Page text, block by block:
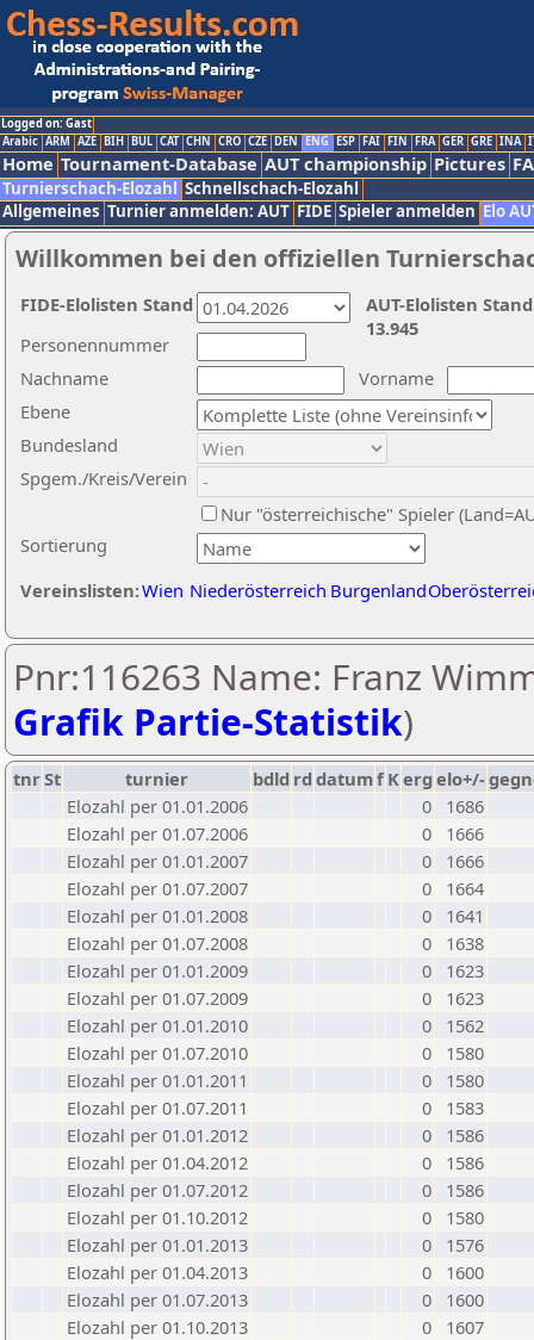
Logged on: Gast
Arabic ARM AZE BIH BUL CAT CHN CRO CZE DEN ENG ESP FAI FIN FRA GER GRE INA
Home Tournament-Database AUT championship Pictures
Turnierschach-Elozahl Schnellschach-Elozahl
Allgemeines Turnier anmelden: AUT FIDE Spieler anmelden Elo
Willkommen bei den offiziellen
Nachname
Vorname
Ebene
Sortierung
Personennummer
Bundesland
Spgem./Kreis/Verein
Nur "österreichische" Spieler
Vereinslisten:Wien Niederösterreich Burgenland
AUT-Elolisten
13.945
FIDE-Elolisten Stand
Pnr:116263 Name: Franz
Grafik Partie-Statistik)
tnrSt turnier bdld rd datumf Kerg elo+/-
Elozahl per 01.01.2006
0
1686
Elozahl per 01.07.2006
0
1666
Elozahl per 01.01.2007
0
1666
Elozahl per 01.07.2007
0
1664
Elozahl per 01.01.2008
0
1641
Elozahl per 01.07.2008
0
1638
Elozahl per 01.01.2009
0
1623
Elozahl per 01.07.2009
0
1623
Elozahl per 01.01.2010
0
1562
Elozahl per 01.07.2010
0
1580
Elozahl per 01.01.2011
0
1580
Elozahl per 01.07.2011
0
1583
Elozahl per 01.01.2012
0
1586
Elozahl per 01.04.2012
0
1586
Elozahl per 01.07.2012
0
1586
Elozahl per 01.10.2012
0
1580
Elozahl per 01.01.2013
0
1576
Elozahl per 01.04.2013
0
1600
Elozahl per 01.07.2013
0
1600
Elozahl per 01.10.2013
0
1607